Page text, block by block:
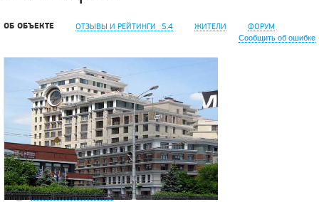
ОБ ОБЪЕКТЕ ОТЗЫВЫ И РЕЙТИНГИ 5.4 ЖИТЕЛИ ФОРУМ
Сообщить об ошибке
Добавить фотографию